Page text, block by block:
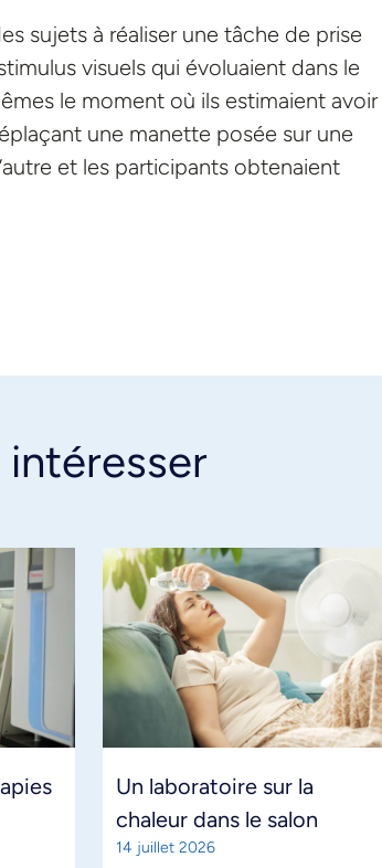
sujets à réaliser une tâche de prise
visuels qui évoluaient dans le
le moment où ils estimaient avoir
une manette posée sur une
et les participants obtenaient
Un laboratoire sur la
chaleur dans le salon
14 juillet 2026